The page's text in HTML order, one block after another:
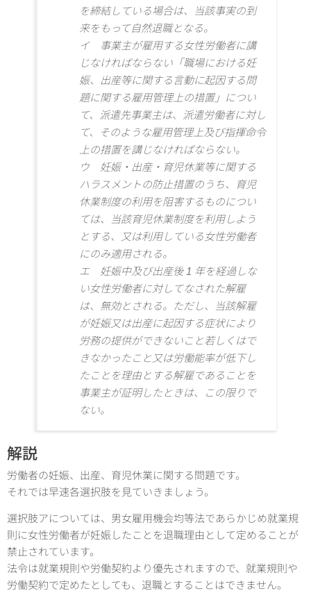
を締結している場合は、当該事実の到
来をもって自然退職となる。
イ 事業主が雇用する女性労働者に講
じなければならない「職場における妊
娠、出産等に関する言動に起因する問
題に関する雇用管理上の措置」につい
て、派遣先事業主は、派遣労働者に対し
て、そのような雇用管理上及び指揮命令
上の措置を講じなければならない。
ウ 妊娠・出産・育児休業等に関する
ハラスメントの防止措置のうち、育児
休業制度の利用を阻害するものについ
ては、当該育児休業制度を利用しよう
とする、又は利用している女性労働者
にのみ適用される。
エ 妊娠中及び出産後 1 年を経過しな
い女性労働者に対してなされた解雇
は、無効とされる。ただし、当該解雇
が妊娠又は出産に起因する症状により
労務の提供ができないこと若しくはで
きなかったこと又は労働能率が低下し
たことを理由とする解雇であることを
事業主が証明したときは、この限りで
ない。
解説
労働者の妊娠、出産、育児休業に関する問題です。
それでは早速各選択肢を見ていきましょう。
選択肢アについては、男女雇用機会均等法であらかじめ就業規
則に女性労働者が妊娠したことを退職理由として定めることが
禁止されています。
法令は就業規則や労働契約より優先されますので、就業規則や
労働契約で定めたとしても、退職とすることはできません。